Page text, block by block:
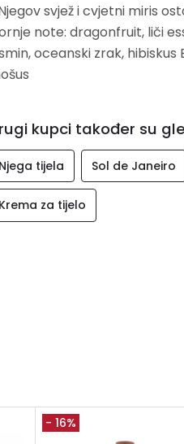
svjež i cvjetni miris
za svakodnevnu njegu kože koja traži vitalnost i
izgled.
note: dragonfruit, liči
oceanski zrak,
kupci također su
Njega tijela Sol de Janeiro
Krema za tijelo
- 16%